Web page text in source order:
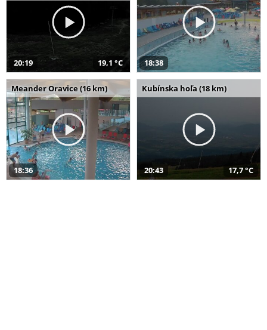
20:19 19,1 °C 18:38
Meander Oravice (16 km)
18:36
Kubínska hoľa (18 km)
20:43 17,7 °C